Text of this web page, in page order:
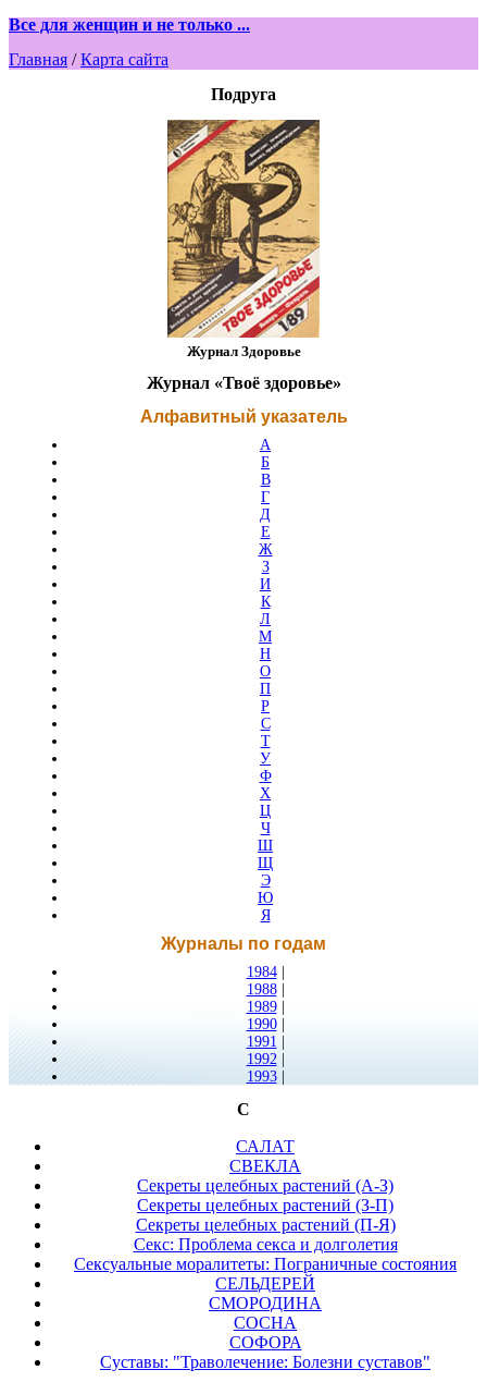
Все для женщин и не только ...
Главная /Карта сайта
Подруга
Журнал Здоровье
Журнал «Твоё здоровье»
Алфавитный указатель
А
Б
В
Г
Д
Е
Ж
З
И
К
Л
М
Н
О
П
Р
С
Т
У
Ф
Х
Ц
Ч
Ш
Щ
Э
Ю
Я
Журналы по годам
1984|
1988|
1989|
1990|
1991 |
1992 |
1993|
С
САЛАТ
СВЕКЛА
Секреты целебных растений (А-З)
Секреты целебных растений (З-П)
Секреты целебных растений (П-Я)
Секс: Проблема секса и долголетия
Сексуальные моралитеты: Пограничные состояния
СЕЛЬДЕРЕЙ
СМОРОДИНА
СОСНА
СОФОРА
Суставы: "Траволечение: Болезни суставов"